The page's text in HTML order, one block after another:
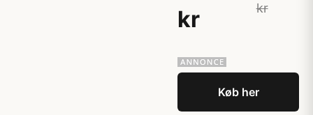
kr
kr
Køb her